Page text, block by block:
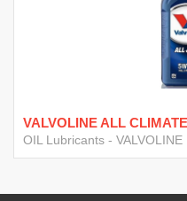
VALVOLINE ALL
OIL Lubricants - VALVOLINE